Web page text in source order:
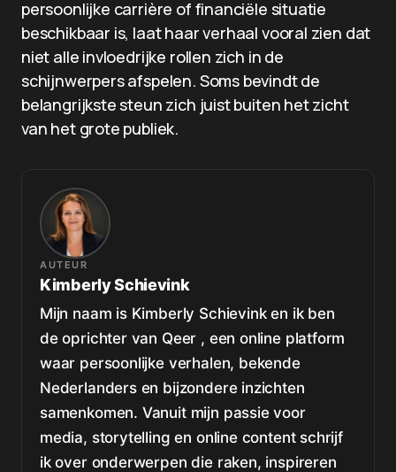
persoonlijke carrière of financiële situatie
beschikbaar is, laat haar verhaal vooral zien dat
niet alle invloedrijke rollen zich in de
schijnwerpers afspelen. Soms bevindt de
belangrijkste steun zich juist buiten het zicht
van het grote publiek.
AUTEUR
Kimberly Schievink
Mijn naam is Kimberly Schievink en ik ben
de oprichter van Qeer , een online platform
waar persoonlijke verhalen, bekende
Nederlanders en bijzondere inzichten
samenkomen. Vanuit mijn passie voor
media, storytelling en online content schrijf
ik over onderwerpen die raken, inspireren